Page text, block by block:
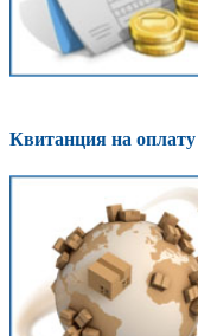
Квитанция на оплату